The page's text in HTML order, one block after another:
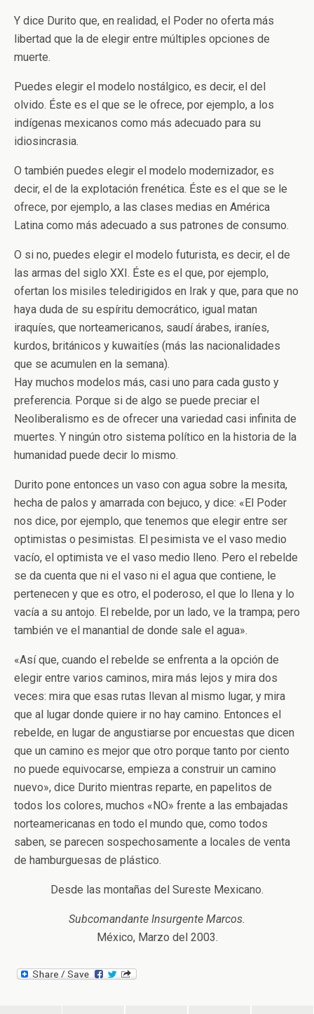
Y dice Durito que, en realidad, el Poder no oferta más
libertad que la de elegir entre múltiples opciones de
muerte.
Puedes elegir el modelo nostálgico, es decir, el del
olvido. Éste es el que se le ofrece, por ejemplo, a los
indígenas mexicanos como más adecuado para su
idiosincrasia.
O también puedes elegir el modelo modernizador, es
decir, el de la explotación frenética. Éste es el que se le
ofrece, por ejemplo, a las clases medias en América
Latina como más adecuado a sus patrones de consumo.
O si no, puedes elegir el modelo futurista, es decir, el de
las armas del siglo XXI. Éste es el que, por ejemplo,
ofertan los misiles teledirigidos en Irak y que, para que no
haya duda de su espíritu democrático, igual matan
iraquíes, que norteamericanos, saudí árabes, iraníes,
kurdos, británicos y kuwaitíes (más las nacionalidades
que se acumulen en la semana).
Hay muchos modelos más, casi uno para cada gusto y
preferencia. Porque si de algo se puede preciar el
Neoliberalismo es de ofrecer una variedad casi infinita de
muertes. Y ningún otro sistema político en la historia de la
humanidad puede decir lo mismo.
Durito pone entonces un vaso con agua sobre la mesita,
hecha de palos y amarrada con bejuco, y dice: «El Poder
nos dice, por ejemplo, que tenemos que elegir entre ser
optimistas o pesimistas. El pesimista ve el vaso medio
vacío, el optimista ve el vaso medio lleno. Pero el rebelde
se da cuenta que ni el vaso ni el agua que contiene, le
pertenecen y que es otro, el poderoso, el que lo llena y lo
vacía a su antojo. El rebelde, por un lado, ve la trampa; pero
también ve el manantial de donde sale el agua».
«Así que, cuando el rebelde se enfrenta a la opción de
elegir entre varios caminos, mira más lejos y mira dos
veces: mira que esas rutas llevan al mismo lugar, y mira
que al lugar donde quiere ir no hay camino. Entonces el
rebelde, en lugar de angustiarse por encuestas que dicen
que un camino es mejor que otro porque tanto por ciento
no puede equivocarse, empieza a construir un camino
nuevo», dice Durito mientras reparte, en papelitos de
todos los colores, muchos «NO» frente a las embajadas
norteamericanas en todo el mundo que, como todos
saben, se parecen sospechosamente a locales de venta
de hamburguesas de plástico.
Desde las montañas del Sureste Mexicano.
Subcomandante Insurgente Marcos.
México, Marzo del 2003.